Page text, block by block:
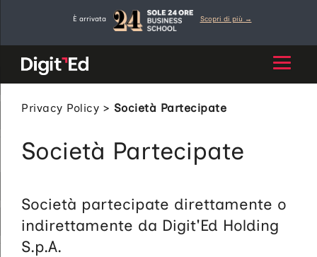
contenuto
È arrivata Scopri di più →
Privacy Policy > Società Partecipate
Società Partecipate
Società partecipate direttamente o
indirettamente da Digit'Ed Holding
S.p.A.